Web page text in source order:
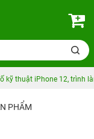
kỹ thuật iPhone 12, trình
PHẨM